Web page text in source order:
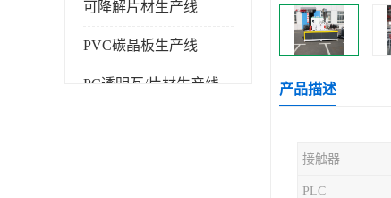
可降解片材生产线
PVC碳晶板生产线
PC透明瓦/片材生产线 产品描述
接触器
PLC